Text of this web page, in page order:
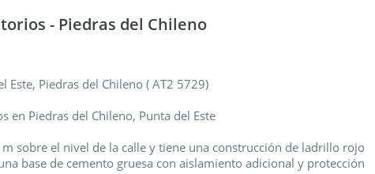
- Piedras del Chileno
Este, Piedras del Chileno ( AT2 5729)
en Piedras del Chileno, Punta del Este
m sobre el nivel de la calle y tiene una construcción de ladrillo rojo
base de cemento gruesa con aislamiento adicional y protección